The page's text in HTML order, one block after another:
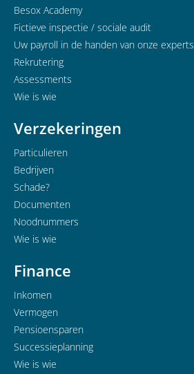
Besox Academy
Fictieve inspectie / sociale audit
Uw payroll in de handen van onze experts
Rekrutering
Assessments
Wie is wie
Verzekeringen
Particulieren
Bedrijven
Schade?
Documenten
Noodnummers
Wie is wie
Finance
Inkomen
Vermogen
Pensioensparen
Successieplanning
Wie is wie